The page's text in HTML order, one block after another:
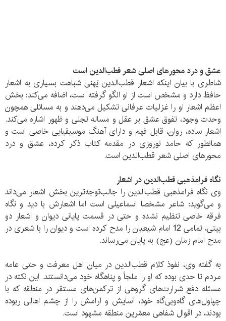
عشق و درد محورهای اصلی شعر قطب‌الدین است
شاطری با بیان اینکه اشعار قطب‌الدین یَهنی شباهت بسیاری به اشعار
حافظ دارد و مشخص است از او الگو گرفته است، اضافه می‌کند: بخش
اعظم اشعار او را غزلیات عرفانی تشکیل می‌دهند و به مسائلی همچون
وحدت وجود، تفوق عشق بر عقل و مساله تجلی و ظهور اشاره می‌کند.
اشعار ساده، روان، قابل فهم و دارای آهنگ موسیقیایی خاصی است و
همانطور که حامد نوروزی در مقدمه کتاب ذکر کرده، عشق و درد
محورهای اصلی شعر قطب‌الدین است.
نگاه فرامذهبی قطب‌الدین در اشعار
وی نگاه فرامذهبی قطب‌الدین را جالب‌توجه‌ترین بخش اشعار می‌داند
و می‌گوید: شاعر مشخصا اسماعیلی است اما اشعارش با دید و نگاه
فرقه خاصی تنظیم نشده و حتی در قسمت پایانی دیوان و اشعار دو
بیتی، تمامی 12 امام شیعیان را مدح کرده است و دیوان را با شعری در
مدح امام زمان (عج) به پایان می‌رساند.
به گفته وی، نفوذ کلام قطب‌الدین در میان اهل معرفت و حتی عامه
مردم تا حدی بوده که او را ملجأ و پناهگاه خود می‌دانستند. این نکته در
مسئله دفع شرارت‌های گروهی از ترکمن‌های مستقر در منطقه که با
چپاول‌های گاه‌وبی‌گاه خود، آسایش و آرامش را از چشم اهالی ربوده
بودند، در اقوال شفاهی معمّرین منطقه مشهود است.